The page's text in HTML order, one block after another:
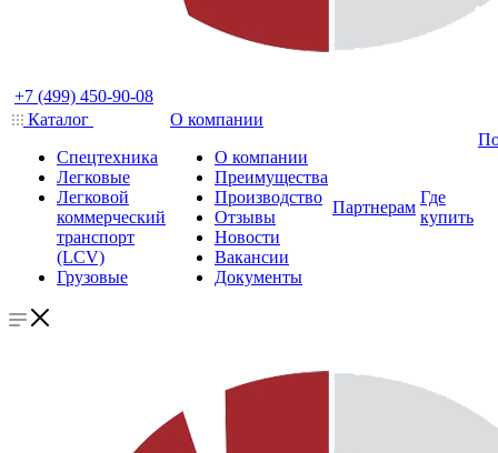
+7 (499) 450-90-08
Каталог
Спецтехника
Легковые
Легковой
коммерческий
транспорт
(LCV)
Грузовые
О компании
О компании
Преимущества
Производство
Отзывы
Новости
Вакансии
Документы
Партнерам
Где
купить